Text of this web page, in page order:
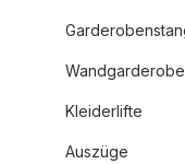
Kleiderlifte
Auszüge